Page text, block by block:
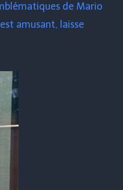
de Mario
amusant, laisse